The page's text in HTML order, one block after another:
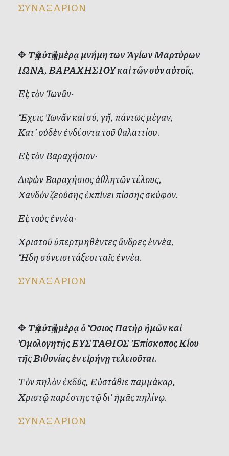
ΣΥΝΑΞΑΡΙΟΝ
✥Τῇ αὐτῇ ἡμέρᾳ μνήμη των Ἁγίων Μαρτύρων
ΙΩΝΑ, ΒΑΡΑΧΗΣΙΟΥ καὶ τῶν σὺν αὐτοῖς.
Εἰς τὸν Ἰωνᾶν·
Ἔχεις Ἰωνᾶν καὶ σύ, γῆ, πάντως μέγαν,
Κατ’ οὐδὲν ἐνδέοντα τοῦ θαλαττίου.
Εἰς τὸν Βαραχήσιον·
Διψὼν Βαραχήσιος ἀθλητῶν τέλους,
Χανδὸν ζεούσης ἐκπίνει πίσσης σκύφον.
Εἰς τοὺς ἐννέα·
Χριστοῦ ὑπερτμηθέντες ἄνδρες ἐννέα,
Ἤδη σύνεισι τάξεσι ταῖς ἐννέα.
ΣΥΝΑΞΑΡΙΟΝ
✥Τῇ αὐτῇ ἡμέρᾳ ὁ Ὅσιος Πατὴρ ἡμῶν καὶ
Ὁμολογητὴς ΕΥΣΤΑΘΙΟΣ Ἐπίσκοπος Κίου
τῆς Βιθυνίας ἐν εἰρήνῃ τελειοῦται.
Τὸν πηλὸν ἐκδύς, Εὐστάθιε παμμάκαρ,
Χριστῷ παρέστης τῷ δι’ ἡμᾶς πηλίνῳ.
ΣΥΝΑΞΑΡΙΟΝ